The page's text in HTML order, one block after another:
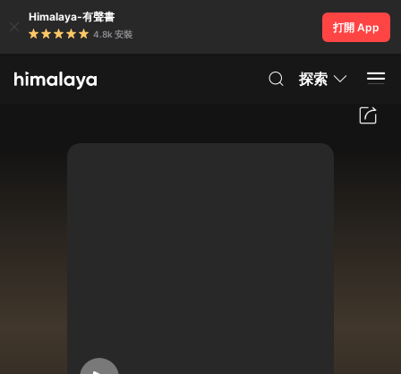
Himalaya-有聲書
4.8k 安裝
打開 App
探索